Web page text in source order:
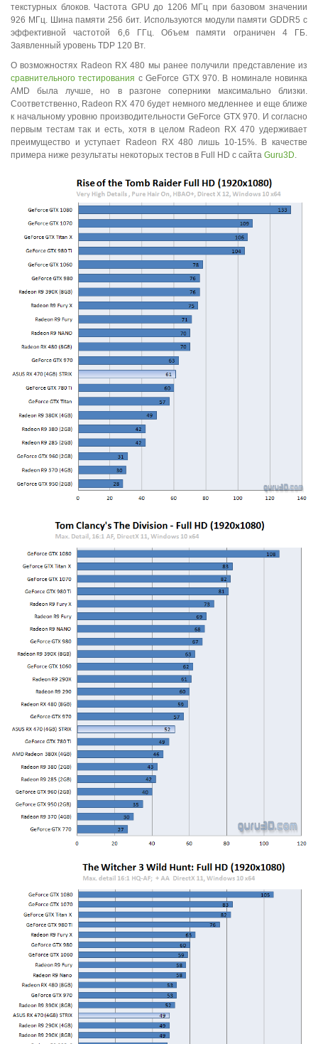
текстурных блоков. Частота GPU до 1206 МГц при базовом значении
926 МГц. Шина памяти 256 бит. Используются модули памяти GDDR5 с
эффективной частотой 6,6 ГГц. Объем памяти ограничен 4 ГБ.
Заявленный уровень TDP 120 Вт.
О возможностях Radeon RX 480 мы ранее получили представление из
сравнительного тестирования с GeForce GTX 970. В номинале новинка
AMD была лучше, но в разгоне соперники максимально близки.
Соответственно, Radeon RX 470 будет немного медленнее и еще ближе
к начальному уровню производительности GeForce GTX 970. И согласно
первым тестам так и есть, хотя в целом Radeon RX 470 удерживает
преимущество и уступает Radeon RX 480 лишь 10-15%. В качестве
примера ниже результаты некоторых тестов в Full HD с сайта Guru3D.